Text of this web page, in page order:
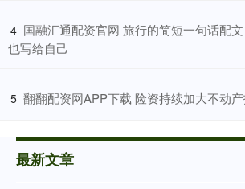
4 国融汇通配资官网 旅行的简短一句话配
也写给自己
5 翻翻配资网APP下载 险资持续加大不动
最新文章